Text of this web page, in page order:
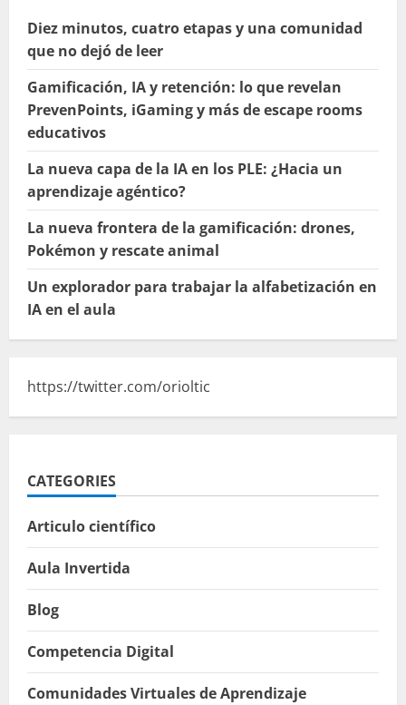
Diez minutos, cuatro etapas y una comunidad
que no dejó de leer
Gamificación, IA y retención: lo que revelan
PrevenPoints, iGaming y más de escape rooms
educativos
La nueva capa de la IA en los PLE: ¿Hacia un
aprendizaje agéntico?
La nueva frontera de la gamificación: drones,
Pokémon y rescate animal
Un explorador para trabajar la alfabetización en
IA en el aula
https://twitter.com/orioltic
CATEGORIES
Articulo científico
Aula Invertida
Blog
Competencia Digital
Comunidades Virtuales de Aprendizaje